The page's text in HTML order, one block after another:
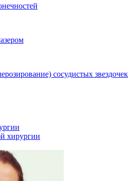
сосудистых звездочек
хирургии